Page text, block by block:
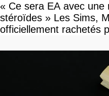
« Ce sera EA avec une
stéroïdes » Les Sims,
officiellement rachetés